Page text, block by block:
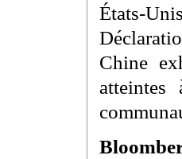
États-
Chine